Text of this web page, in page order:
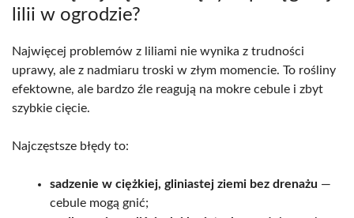
lilii w ogrodzie?
Najwięcej problemów z liliami nie wynika z trudności
uprawy, ale z nadmiaru troski w złym momencie. To rośliny
efektowne, ale bardzo źle reagują na mokre cebule i zbyt
szybkie cięcie.
Najczęstsze błędy to:
sadzenie w ciężkiej, gliniastej ziemi bez drenażu —
cebule mogą gnić;